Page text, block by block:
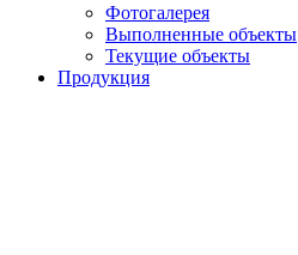
Фотогалерея
Выполненные объекты
Текущие объекты
Продукция